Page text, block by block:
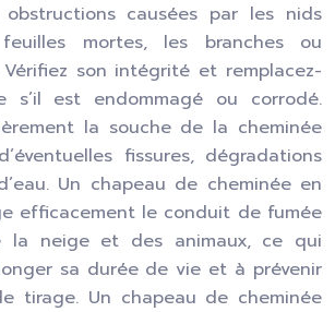
causées par les nids
feuilles mortes, les branches ou
Vérifiez son intégrité et remplacez-
s’il est endommagé ou corrodé.
la souche de la cheminée
fissures, dégradations
Un chapeau de cheminée en
efficacement le conduit de fumée
la neige et des animaux, ce qui
sa durée de vie et à prévenir
tirage. Un chapeau de cheminée